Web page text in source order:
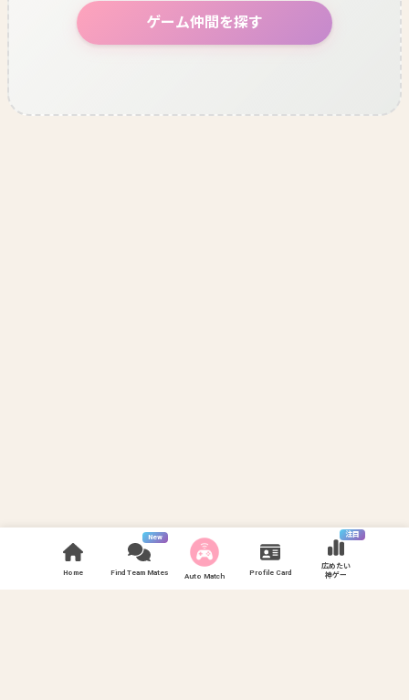
Home
New
Find Team Mates Auto Match Profile Card
注目
広めたい
神ゲー
ゲーム仲間を探す